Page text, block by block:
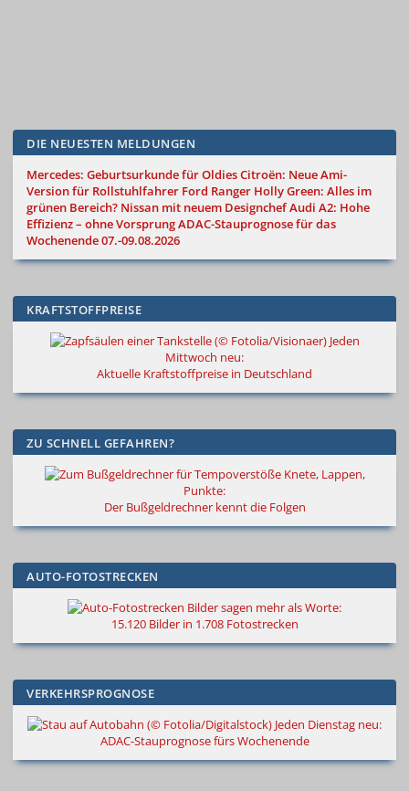
DIE NEUESTEN MELDUNGEN
Mercedes: Geburtsurkunde für OldiesCitroën: Neue Ami-
Version für Rollstuhlfahrer Ford Ranger Holly Green: Alles im
grünen Bereich? Nissan mit neuem DesignchefAudi A2: Hohe
Effizienz – ohne VorsprungADAC-Stauprognose für das
Wochenende 07.-09.08.2026
KRAFTSTOFFPREISE
Jeden
Mittwoch neu:
Aktuelle Kraftstoffpreise in Deutschland
ZU SCHNELL GEFAHREN?
Knete, Lappen,
Punkte:
Der Bußgeldrechner kennt die Folgen
AUTO-FOTOSTRECKEN
Bilder sagen mehr als Worte:
15.120 Bilder in 1.708 Fotostrecken
VERKEHRSPROGNOSE
Jeden Dienstag neu:
ADAC-Stauprognose fürs Wochenende